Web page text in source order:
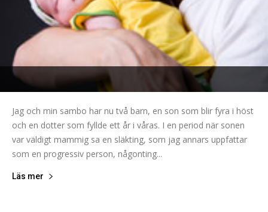
Jag och min sambo har nu två barn, en son som blir fyra i höst
och en dotter som fyllde ett år i våras. I en period när sonen
var väldigt mammig sa en släkting, som jag annars uppfattar
som en progressiv person, någonting...
Läs mer